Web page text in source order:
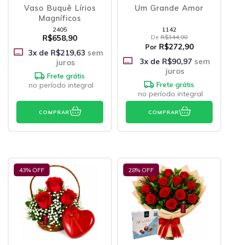
Vaso Buquê Lírios
Magníficos
2405
R$658,90
3x de R$219,63 sem
juros
Frete grátis
no período integral
COMPRAR
Um Grande Amor
1142
De R$344,90
Por R$272,90
3x de R$90,97 sem
juros
Frete grátis
no período integral
COMPRAR
43% OFF 28% OFF